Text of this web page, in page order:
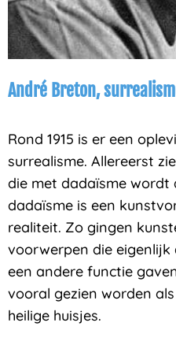
André Breton,
Rond 1915 is er een
surrealisme. Allereerst
die met dadaïsme wordt
dadaïsme is een
realiteit. Zo gingen
voorwerpen die
een andere functie
vooral gezien worden
heilige huisjes.